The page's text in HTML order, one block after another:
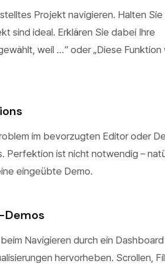
Projekt navigieren. Halten Sie
sind ideal. Erklären Sie dabei Ihre
weil …” oder „Diese Funktion
im bevorzugten Editor oder
Perfektion ist nicht notwendig –
eingeübte Demo.
Demos
Navigieren durch ein Dashboard
hervorheben. Scrollen,